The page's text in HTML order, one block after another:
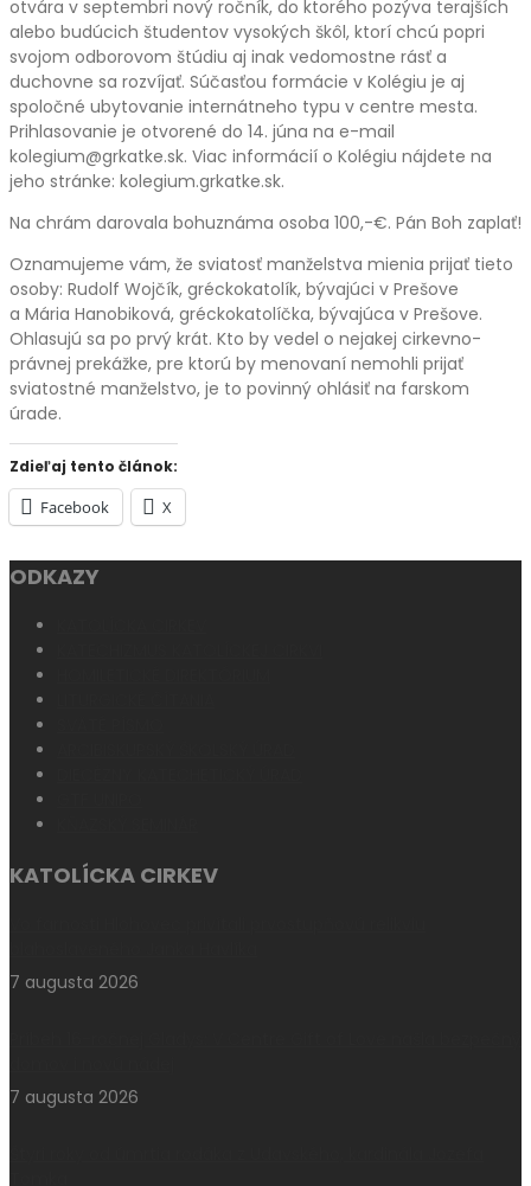
otvára v septembri nový ročník, do ktorého pozýva terajších
alebo budúcich študentov vysokých škôl, ktorí chcú popri
svojom odborovom štúdiu aj inak vedomostne rásť a
duchovne sa rozvíjať. Súčasťou formácie v Kolégiu je aj
spoločné ubytovanie internátneho typu v centre mesta.
Prihlasovanie je otvorené do 14. júna na e-mail
kolegium@grkatke.sk. Viac informácií o Kolégiu nájdete na
jeho stránke: kolegium.grkatke.sk.
Na chrám darovala bohuznáma osoba 100,-€. Pán Boh zaplať!
Oznamujeme vám, že sviatosť manželstva mienia prijať tieto
osoby: Rudolf Wojčík, gréckokatolík, bývajúci v Prešove
a Mária Hanobiková, gréckokatolíčka, bývajúca v Prešove.
Ohlasujú sa po prvý krát. Kto by vedel o nejakej cirkevno-
právnej prekážke, pre ktorú by menovaní nemohli prijať
sviatostné manželstvo, je to povinný ohlásiť na farskom
úrade.
Zdieľaj tento článok:
Facebook X
ODKAZY
KATOLÍCKA CIRKEV
7 augusta 2026
7 augusta 2026